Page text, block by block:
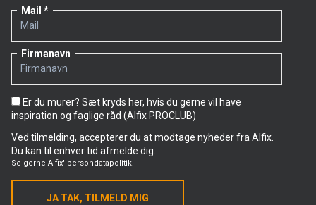
Mail
Firmanavn
Er du murer? Sæt kryds her, hvis du gerne vil have
inspiration og faglige råd (Alfix PROCLUB)
Ved tilmelding, accepterer du at modtage nyheder fra Alfix.
Du kan til enhver tid afmelde dig.
Se gerne Alfix' persondatapolitik.
JA TAK, TILMELD MIG